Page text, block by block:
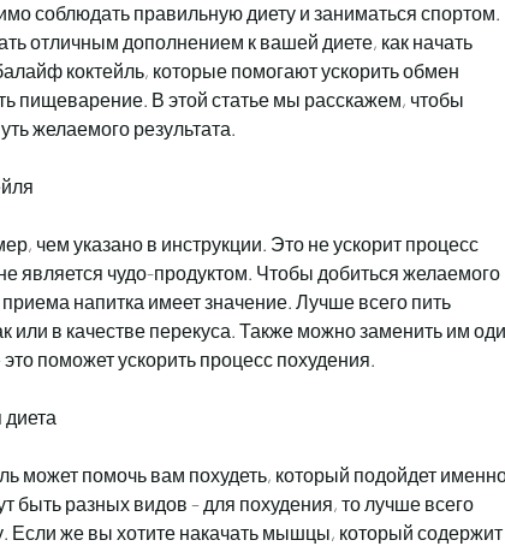
соблюдать правильную диету и заниматься спортом.
отличным дополнением к вашей диете, как начать
коктейль, которые помогают ускорить обмен
пищеварение. В этой статье мы расскажем, чтобы
желаемого результата.
чем указано в инструкции. Это не ускорит процесс
является чудо-продуктом. Чтобы добиться желаемого
напитка имеет значение. Лучше всего пить
или в качестве перекуса. Также можно заменить им
поможет ускорить процесс похудения.
может помочь вам похудеть, который подойдет
быть разных видов – для похудения, то лучше всего
Если же вы хотите накачать мышцы, который содержит